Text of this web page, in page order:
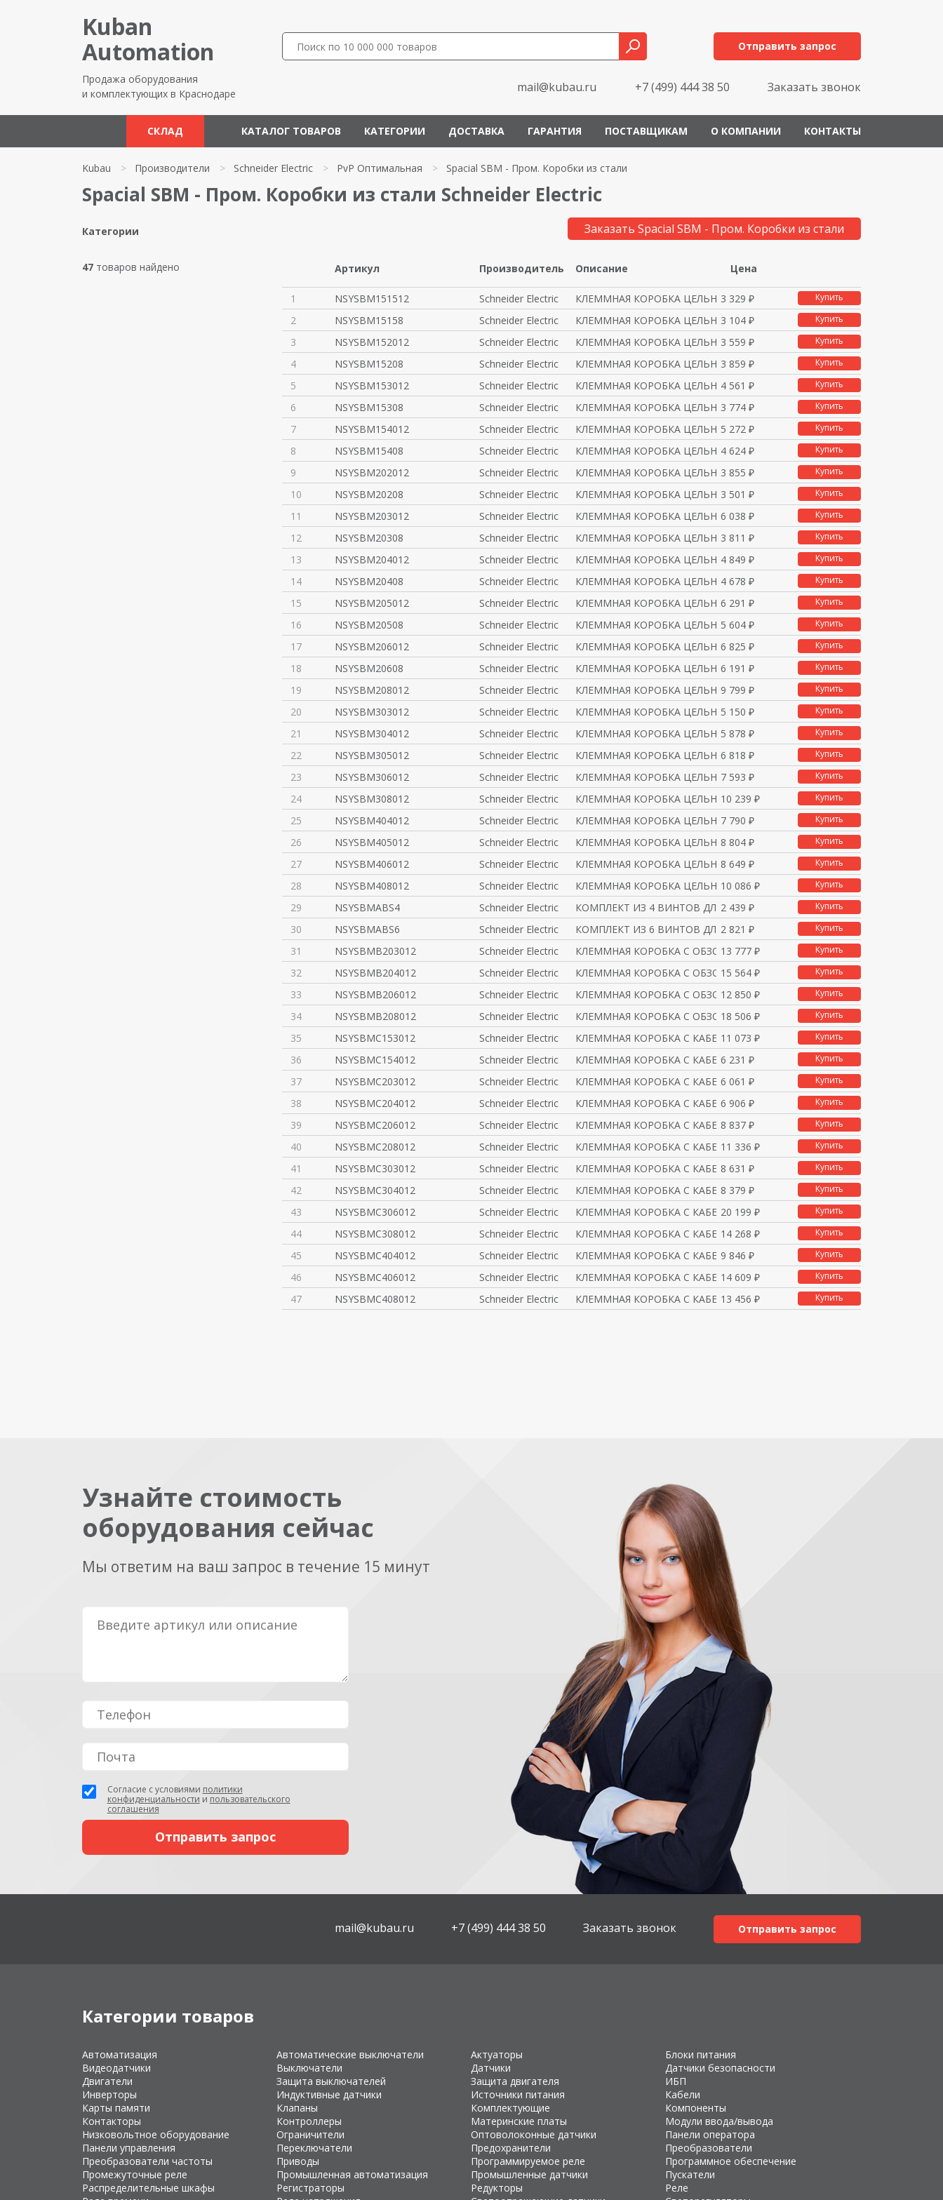
Kuban
Automation
Продажа оборудования
и комплектующих в Краснодаре
Отправить запрос
mail@kubau.ru +7 (499) 444 38 50 Заказать звонок
СКЛАД КАТАЛОГ ТОВАРОВ КАТЕГОРИИ ДОСТАВКА ГАРАНТИЯ ПОСТАВЩИКАМ О КОМПАНИИ КОНТАКТЫ
Kubau > Производители > Schneider Electric > PvP Оптимальная > Spacial SBM - Пром. Коробки из стали
Spacial SBM - Пром. Коробки из стали Schneider Electric
Категории
47 товаров найдено
Заказать Spacial SBM - Пром. Коробки из стали
Артикул Производитель Описание Цена
1 NSYSBM151512 Schneider Electric КЛЕММНАЯ КОРОБКА ЦЕЛЬНОМЕТАЛЛИ
3 329 ₽ Купить
2 NSYSBM15158 Schneider Electric КЛЕММНАЯ КОРОБКА ЦЕЛЬНОМЕТАЛЛИ
3 104 ₽ Купить
3 NSYSBM152012 Schneider Electric КЛЕММНАЯ КОРОБКА ЦЕЛЬНОМЕТАЛЛИ
3 559 ₽ Купить
4 NSYSBM15208 Schneider Electric КЛЕММНАЯ КОРОБКА ЦЕЛЬНОМЕТАЛЛИ
3 859 ₽ Купить
5 NSYSBM153012 Schneider Electric КЛЕММНАЯ КОРОБКА ЦЕЛЬНОМЕТАЛЛИ
4 561 ₽ Купить
6 NSYSBM15308 Schneider Electric КЛЕММНАЯ КОРОБКА ЦЕЛЬНОМЕТАЛЛИ
3 774 ₽ Купить
7 NSYSBM154012 Schneider Electric КЛЕММНАЯ КОРОБКА ЦЕЛЬНОМЕТАЛЛИ
5 272 ₽ Купить
8 NSYSBM15408 Schneider Electric КЛЕММНАЯ КОРОБКА ЦЕЛЬНОМЕТАЛЛИ
4 624 ₽ Купить
9 NSYSBM202012 Schneider Electric КЛЕММНАЯ КОРОБКА ЦЕЛЬНОМЕТАЛЛИ
3 855 ₽ Купить
10 NSYSBM20208 Schneider Electric КЛЕММНАЯ КОРОБКА ЦЕЛЬНОМЕТАЛЛИ
3 501 ₽ Купить
11 NSYSBM203012 Schneider Electric КЛЕММНАЯ КОРОБКА ЦЕЛЬНОМЕТАЛЛИ
6 038 ₽ Купить
12 NSYSBM20308 Schneider Electric КЛЕММНАЯ КОРОБКА ЦЕЛЬНОМЕТАЛЛИ
3 811 ₽ Купить
13 NSYSBM204012 Schneider Electric КЛЕММНАЯ КОРОБКА ЦЕЛЬНОМЕТАЛЛИ
4 849 ₽ Купить
14 NSYSBM20408 Schneider Electric КЛЕММНАЯ КОРОБКА ЦЕЛЬНОМЕТАЛЛИ
4 678 ₽ Купить
15 NSYSBM205012 Schneider Electric КЛЕММНАЯ КОРОБКА ЦЕЛЬНОМЕТАЛЛИ
6 291 ₽ Купить
16 NSYSBM20508 Schneider Electric КЛЕММНАЯ КОРОБКА ЦЕЛЬНОМЕТАЛЛИ
5 604 ₽ Купить
17 NSYSBM206012 Schneider Electric КЛЕММНАЯ КОРОБКА ЦЕЛЬНОМЕТАЛЛИ
6 825 ₽ Купить
18 NSYSBM20608 Schneider Electric КЛЕММНАЯ КОРОБКА ЦЕЛЬНОМЕТАЛЛИ
6 191 ₽ Купить
19 NSYSBM208012 Schneider Electric КЛЕММНАЯ КОРОБКА ЦЕЛЬНОМЕТАЛЛИ
9 799 ₽ Купить
20 NSYSBM303012 Schneider Electric КЛЕММНАЯ КОРОБКА ЦЕЛЬНОМЕТАЛЛИ
5 150 ₽ Купить
21 NSYSBM304012 Schneider Electric КЛЕММНАЯ КОРОБКА ЦЕЛЬНОМЕТАЛЛИ
5 878 ₽ Купить
22 NSYSBM305012 Schneider Electric КЛЕММНАЯ КОРОБКА ЦЕЛЬНОМЕТАЛЛИ
6 818 ₽ Купить
23 NSYSBM306012 Schneider Electric КЛЕММНАЯ КОРОБКА ЦЕЛЬНОМЕТАЛЛИ
7 593 ₽ Купить
24 NSYSBM308012 Schneider Electric КЛЕММНАЯ КОРОБКА ЦЕЛЬНОМЕТАЛЛИ
10 239 ₽ Купить
25 NSYSBM404012 Schneider Electric КЛЕММНАЯ КОРОБКА ЦЕЛЬНОМЕТАЛЛИ
7 790 ₽ Купить
26 NSYSBM405012 Schneider Electric КЛЕММНАЯ КОРОБКА ЦЕЛЬНОМЕТАЛЛИ
8 804 ₽ Купить
27 NSYSBM406012 Schneider Electric КЛЕММНАЯ КОРОБКА ЦЕЛЬНОМЕТАЛЛИ
8 649 ₽ Купить
28 NSYSBM408012 Schneider Electric КЛЕММНАЯ КОРОБКА ЦЕЛЬНОМЕТАЛЛИ
10 086 ₽ Купить
29 NSYSBMABS4 Schneider Electric КОМПЛЕКТ ИЗ 4 ВИНТОВ ДЛЯ SBM
2 439 ₽ Купить
30 NSYSBMABS6 Schneider Electric КОМПЛЕКТ ИЗ 6 ВИНТОВ ДЛЯ SBM
2 821 ₽ Купить
31 NSYSBMB203012 Schneider Electric КЛЕММНАЯ КОРОБКА С ОБЗОРНЫМ СТ
13 777 ₽ Купить
32 NSYSBMB204012 Schneider Electric КЛЕММНАЯ КОРОБКА С ОБЗОРНЫМ СТ
15 564 ₽ Купить
33 NSYSBMB206012 Schneider Electric КЛЕММНАЯ КОРОБКА С ОБЗОРНЫМ СТ
12 850 ₽ Купить
34 NSYSBMB208012 Schneider Electric КЛЕММНАЯ КОРОБКА С ОБЗОРНЫМ СТ
18 506 ₽ Купить
35 NSYSBMC153012 Schneider Electric КЛЕММНАЯ КОРОБКА С КАБЕЛЬНЫМ В
11 073 ₽ Купить
36 NSYSBMC154012 Schneider Electric КЛЕММНАЯ КОРОБКА С КАБЕЛЬНЫМ В
6 231 ₽ Купить
37 NSYSBMC203012 Schneider Electric КЛЕММНАЯ КОРОБКА С КАБЕЛЬНЫМ В
6 061 ₽ Купить
38 NSYSBMC204012 Schneider Electric КЛЕММНАЯ КОРОБКА С КАБЕЛЬНЫМ В
6 906 ₽ Купить
39 NSYSBMC206012 Schneider Electric КЛЕММНАЯ КОРОБКА С КАБЕЛЬНЫМ В
8 837 ₽ Купить
40 NSYSBMC208012 Schneider Electric КЛЕММНАЯ КОРОБКА С КАБЕЛЬНЫМ В
11 336 ₽ Купить
41 NSYSBMC303012 Schneider Electric КЛЕММНАЯ КОРОБКА С КАБЕЛЬНЫМ В
8 631 ₽ Купить
42 NSYSBMC304012 Schneider Electric КЛЕММНАЯ КОРОБКА С КАБЕЛЬНЫМ В
8 379 ₽ Купить
43 NSYSBMC306012 Schneider Electric КЛЕММНАЯ КОРОБКА С КАБЕЛЬНЫМ В
20 199 ₽ Купить
44 NSYSBMC308012 Schneider Electric КЛЕММНАЯ КОРОБКА С КАБЕЛЬНЫМ В
14 268 ₽ Купить
45 NSYSBMC404012 Schneider Electric КЛЕММНАЯ КОРОБКА С КАБЕЛЬНЫМ В
9 846 ₽ Купить
46 NSYSBMC406012 Schneider Electric КЛЕММНАЯ КОРОБКА С КАБЕЛЬНЫМ В
14 609 ₽ Купить
47 NSYSBMC408012 Schneider Electric КЛЕММНАЯ КОРОБКА С КАБЕЛЬНЫМ В
13 456 ₽ Купить
Узнайте стоимость
оборудования сейчас
Мы ответим на ваш запрос в течение 15 минут
Согласие с условиями политики
конфиденциальности и пользовательского
соглашения
mail@kubau.ru +7 (499) 444 38 50 Заказать звонок Отправить запрос
Категории товаров
Автоматизация Автоматические выключатели Актуаторы
Блоки питания
Видеодатчики
Выключатели Датчики
Датчики безопасности
Двигатели
Защита выключателей Защита двигателя
ИБП
Инверторы
Индуктивные датчики Источники питания
Кабели
Карты памяти
Клапаны Комплектующие
Компоненты
Контакторы
Контроллеры Материнские платы
Модули ввода/вывода
Низковольтное оборудование
Ограничители Оптоволоконные датчики
Панели оператора
Панели управления
Переключатели Предохранители
Преобразователи
Преобразователи частоты
Приводы Программируемое реле
Программное обеспечение
Промежуточные реле
Промышленная автоматизация Промышленные датчики
Пускатели
Распределительные шкафы
Регистраторы Редукторы
Реле